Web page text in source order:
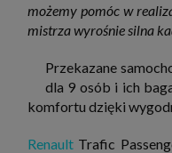
możemy pomóc w
mistrza wyrośnie silna
Przekazane
dla 9 osób i ich
komfortu dzięki
RenaultTrafic